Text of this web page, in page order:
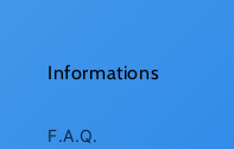
Informations
F.A.Q.